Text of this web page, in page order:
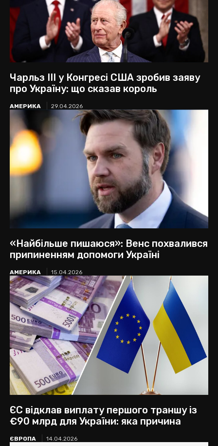
Чарльз ІІІ у Конгресі США зробив заяву
про Україну: що сказав король
АМЕРИКА 29.04.2026
«Найбільше пишаюся»: Венс похвалився
припиненням допомоги Україні
АМЕРИКА 15.04.2026
ЄС відклав виплату першого траншу із
€90 млрд для України: яка причина
ЄВРОПА 14.04.2026